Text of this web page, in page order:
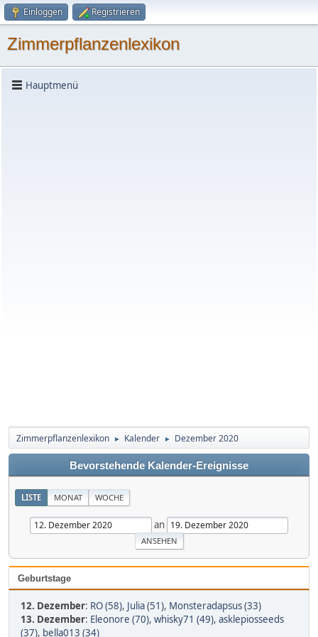
Einloggen Registrieren
Zimmerpflanzenlexikon
Hauptmenü
Zimmerpflanzenlexikon ► Kalender ► Dezember 2020
Bevorstehende Kalender-Ereignisse
LISTE MONAT WOCHE
an
Geburtstage
12. Dezember: RO (58), Julia (51), Monsteradapsus (33)
13. Dezember: Eleonore (70), whisky71 (49), asklepiosseeds
(37), bella013 (34)